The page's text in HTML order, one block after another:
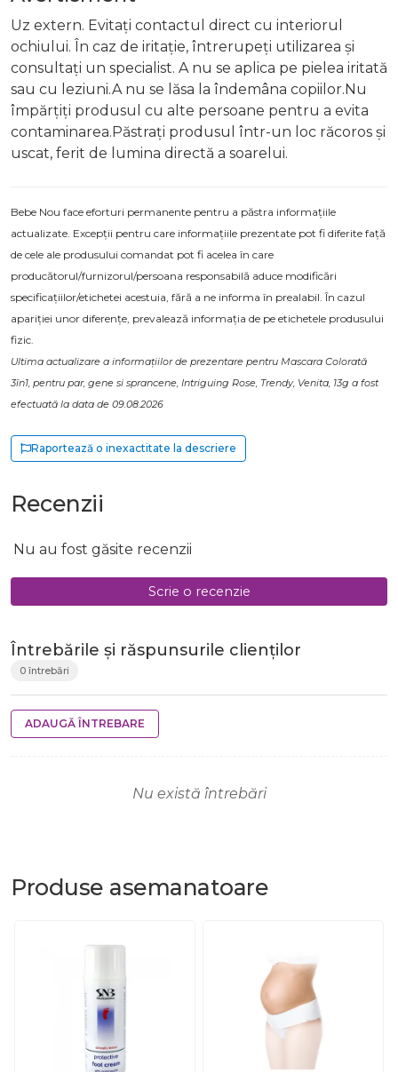
Uz extern. Evitați contactul direct cu interiorul
ochiului. În caz de iritație, întrerupeți utilizarea și
consultați un specialist. A nu se aplica pe pielea iritată
sau cu leziuni.A nu se lăsa la îndemâna copiilor.Nu
împărțiți produsul cu alte persoane pentru a evita
contaminarea.Păstrați produsul într-un loc răcoros și
uscat, ferit de lumina directă a soarelui.
Bebe Nou face eforturi permanente pentru a păstra informațiile
actualizate. Excepții pentru care informațiile prezentate pot fi diferite față
de cele ale produsului comandat pot fi acelea în care
producătorul/furnizorul/persoana responsabilă aduce modificări
specificațiilor/etichetei acestuia, fără a ne informa în prealabil. În cazul
apariției unor diferențe, prevalează informația de pe etichetele produsului
fizic.
Ultima actualizare a informațiilor de prezentare pentru Mascara Colorată
3în1, pentru par, gene si sprancene, Intriguing Rose, Trendy, Venita, 13g a fost
efectuată la data de 09.08.2026
Raportează o inexactitate la descriere
Recenzii
Nu au fost găsite recenzii
Scrie o recenzie
Întrebările și răspunsurile clienților
0 întrebări
ADAUGĂ ÎNTREBARE
Nu există întrebări
Produse asemanatoare